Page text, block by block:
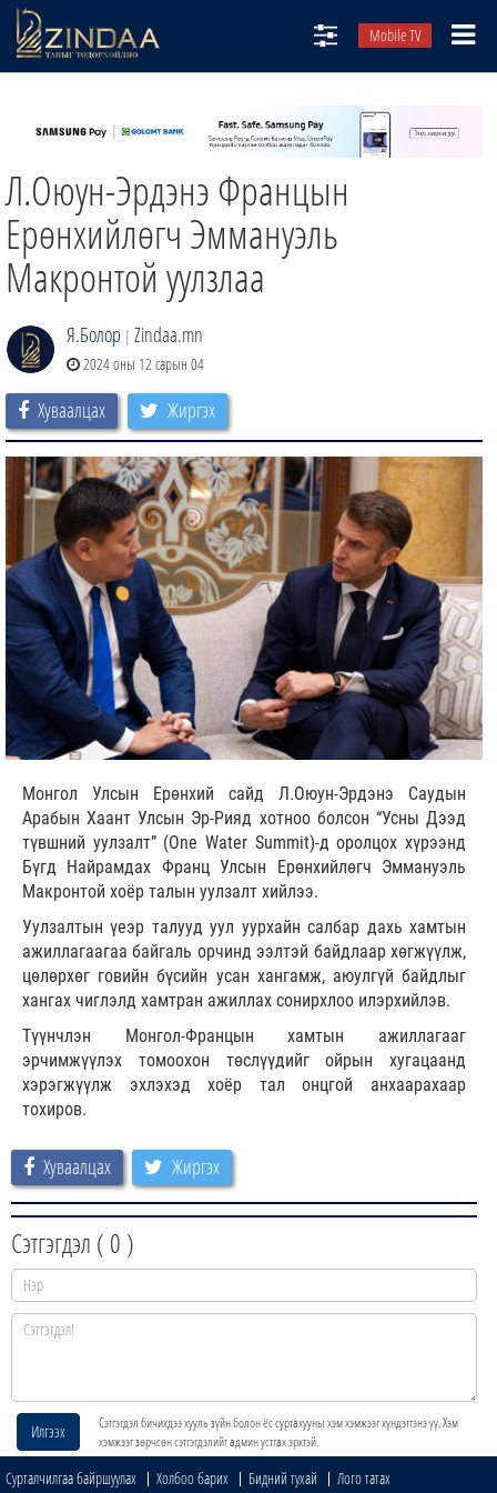
Mobile TV
ТВ8
ӨГЛӨӨНИЙ СОНИН
АУДИО ЗОХИОЛ
ЗИНДАА СЭТГҮҮЛ
Л.Оюун-Эрдэнэ Францын
Ерөнхийлөгч Эммануэль
Макронтой уулзлаа
Я.Болор | Zindaa.mn
2024 оны 12 сарын 04
Хуваалцах Жиргэх
Монгол Улсын Ерөнхий сайд Л.Оюун-Эрдэнэ Саудын
Арабын Хаант Улсын Эр-Рияд хотноо болсон “Усны Дээд
түвшний уулзалт” (One Water Summit)-д оролцох хүрээнд
Бүгд Найрамдах Франц Улсын Ерөнхийлөгч Эммануэль
Макронтой хоёр талын уулзалт хийлээ.
Уулзалтын үеэр талууд уул уурхайн салбар дахь хамтын
ажиллагаагаа байгаль орчинд ээлтэй байдлаар хөгжүүлж,
цөлөрхөг говийн бүсийн усан хангамж, аюулгүй байдлыг
хангах чиглэлд хамтран ажиллах сонирхлоо илэрхийлэв.
Түүнчлэн Монгол-Францын хамтын ажиллагааг
эрчимжүүлэх томоохон төслүүдийг ойрын хугацаанд
хэрэгжүүлж эхлэхэд хоёр тал онцгой анхаарахаар
тохиров.
Хуваалцах Жиргэх
Сэтгэгдэл ( 0 )
Илгээх
Сэтгэгдэл бичихдээ хууль зүйн болон ёс суртахууны хэм хэмжээг хүндэтгэнэ үү. Хэм
хэмжээг зөрчсөн сэтгэгдэлийг админ устгах эрхтэй.
Сурталчилгаа байршуулах Холбоо барих Бидний тухай
Лого татах